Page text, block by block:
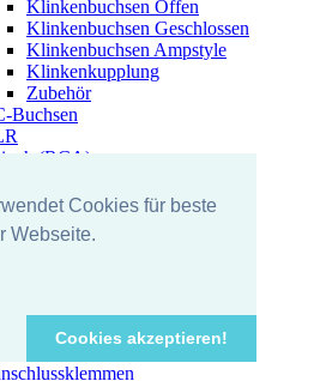
Cookies für beste
Webseite.
Cookies akzeptieren!
Klinkenbuchsen Offen
Klinkenbuchsen Geschlossen
Klinkenbuchsen Ampstyle
Klinkenkupplung
Zubehör
Buchsen
(RCA)
Buchsen
Buchsen